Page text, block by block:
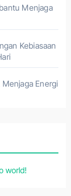
Menjaga
Kebiasaan
Energi
world!